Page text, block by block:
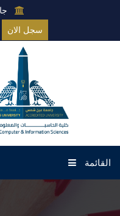
سجل الان
القائمة